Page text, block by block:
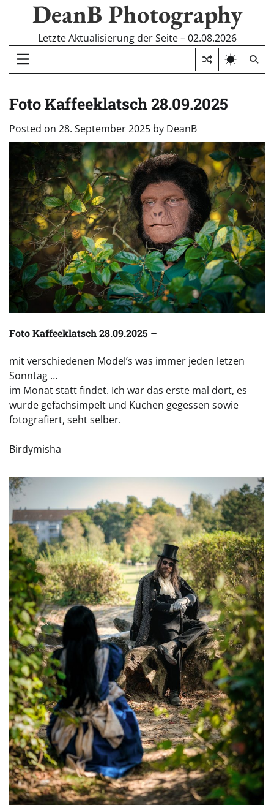
DeanB Photography
Letzte Aktualisierung der Seite – 02.08.2026
Foto Kaffeeklatsch 28.09.2025
Posted on 28. September 2025 by DeanB
Foto Kaffeeklatsch 28.09.2025 –
mit verschiedenen Model’s was immer jeden letzen
Sonntag …
im Monat statt findet. Ich war das erste mal dort, es
wurde gefachsimpelt und Kuchen gegessen sowie
fotografiert, seht selber.
Birdymisha